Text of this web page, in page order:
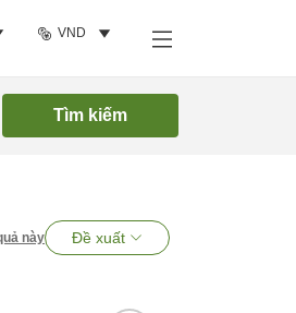
VND
Tìm kiếm
này Đề xuất